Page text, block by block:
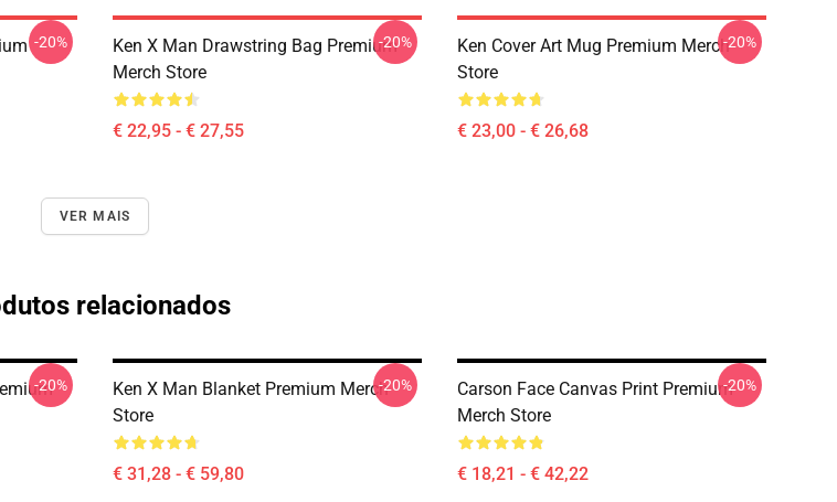
-20%
Ken X Man Drawstring Bag Premium
Merch Store
€ 22,95 - € 27,55
-20%
Ken Cover Art Mug Premium Merch
Store
€ 23,00 - € 26,68
-20%
VER MAIS
relacionados
-20%
Ken X Man Blanket Premium Merch
Store
€ 31,28 - € 59,80
-20%
Carson Face Canvas Print Premium
Merch Store
€ 18,21 - € 42,22
-20%